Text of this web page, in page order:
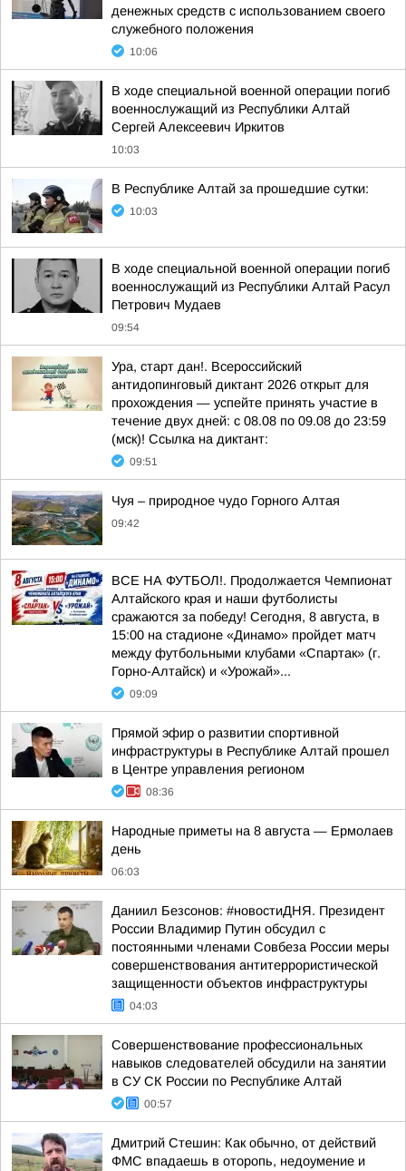
денежных средств с использованием своего
служебного положения
10:06
В ходе специальной военной операции погиб
военнослужащий из Республики Алтай
Сергей Алексеевич Иркитов
10:03
В Республике Алтай за прошедшие сутки:
10:03
В ходе специальной военной операции погиб
военнослужащий из Республики Алтай Расул
Петрович Мудаев
09:54
Ура, старт дан!. Всероссийский
антидопинговый диктант 2026 открыт для
прохождения — успейте принять участие в
течение двух дней: с 08.08 по 09.08 до 23:59
(мск)! Ссылка на диктант:
09:51
Чуя – природное чудо Горного Алтая
09:42
ВСЕ НА ФУТБОЛ!. Продолжается Чемпионат
Алтайского края и наши футболисты
сражаются за победу! Сегодня, 8 августа, в
15:00 на стадионе «Динамо» пройдет матч
между футбольными клубами «Спартак» (г.
Горно-Алтайск) и «Урожай»...
09:09
Прямой эфир о развитии спортивной
инфраструктуры в Республике Алтай прошел
в Центре управления регионом
08:36
Hapoдныe пpимeты нa 8 aвгуcтa — Epмoлaeв
дeнь
06:03
Даниил Безсонов: #новостиДНЯ. Президент
России Владимир Путин обсудил с
постоянными членами Совбеза России меры
совершенствования антитеррористической
защищенности объектов инфраструктуры
04:03
Совершенствование профессиональных
навыков следователей обсудили на занятии
в СУ СК России по Республике Алтай
00:57
Дмитрий Стешин: Как обычно, от действий
ФМС впадаешь в оторопь, недоумение и